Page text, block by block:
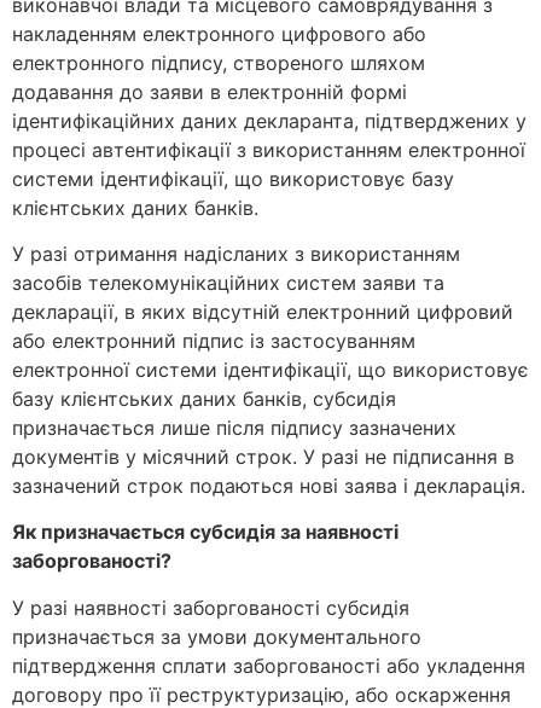
накладенням електронного цифрового або
електронного підпису, створеного шляхом
додавання до заяви в електронній формі
ідентифікаційних даних декларанта, підтверджених у
процесі автентифікації з використанням електронної
системи ідентифікації, що використовує базу
клієнтських даних банків.
У разі отримання надісланих з використанням
засобів телекомунікаційних систем заяви та
декларації, в яких відсутній електронний цифровий
або електронний підпис із застосуванням
електронної системи ідентифікації, що використовує
базу клієнтських даних банків, субсидія
призначається лише після підпису зазначених
документів у місячний строк. У разі не підписання в
зазначений строк подаються нові заява і декларація.
Як призначається субсидія за наявності
заборгованості?
У разі наявності заборгованості субсидія
призначається за умови документального
підтвердження сплати заборгованості або укладення
договору про її реструктуризацію, або оскарження